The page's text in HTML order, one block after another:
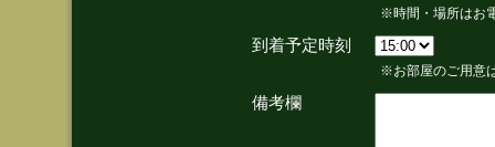
※時間・場所はお
到着予定時刻
※お部屋のご用意
備考欄